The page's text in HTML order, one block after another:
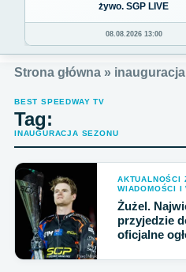
żywo. SGP LIVE
08.08.2026 13:00
Strona główna »
BEST SPEEDWAY TV
Tag:
INAUGURACJA SEZONU
AKTUALNOŚCI
WIADOMOŚCI I
Żużel.
przyjedzie
oficjalne